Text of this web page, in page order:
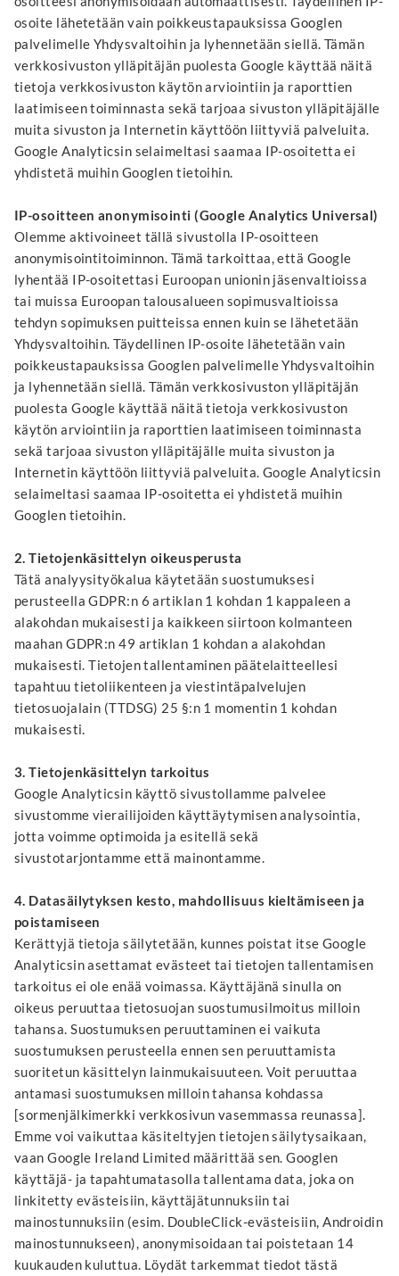
osoite lähetetään vain poikkeustapauksissa Googlen
palvelimelle Yhdysvaltoihin ja lyhennetään siellä. Tämän
verkkosivuston ylläpitäjän puolesta Google käyttää näitä
tietoja verkkosivuston käytön arviointiin ja raporttien
laatimiseen toiminnasta sekä tarjoaa sivuston ylläpitäjälle
muita sivuston ja Internetin käyttöön liittyviä palveluita.
Google Analyticsin selaimeltasi saamaa IP-osoitetta ei
yhdistetä muihin Googlen tietoihin.
IP-osoitteen anonymisointi (Google Analytics Universal)
Olemme aktivoineet tällä sivustolla IP-osoitteen
anonymisointitoiminnon. Tämä tarkoittaa, että Google
lyhentää IP-osoitettasi Euroopan unionin jäsenvaltioissa
tai muissa Euroopan talousalueen sopimusvaltioissa
tehdyn sopimuksen puitteissa ennen kuin se lähetetään
Yhdysvaltoihin. Täydellinen IP-osoite lähetetään vain
poikkeustapauksissa Googlen palvelimelle Yhdysvaltoihin
ja lyhennetään siellä. Tämän verkkosivuston ylläpitäjän
puolesta Google käyttää näitä tietoja verkkosivuston
käytön arviointiin ja raporttien laatimiseen toiminnasta
sekä tarjoaa sivuston ylläpitäjälle muita sivuston ja
Internetin käyttöön liittyviä palveluita. Google Analyticsin
selaimeltasi saamaa IP-osoitetta ei yhdistetä muihin
Googlen tietoihin.
2. Tietojenkäsittelyn oikeusperusta
Tätä analyysityökalua käytetään suostumuksesi
perusteella GDPR:n 6 artiklan 1 kohdan 1 kappaleen a
alakohdan mukaisesti ja kaikkeen siirtoon kolmanteen
maahan GDPR:n 49 artiklan 1 kohdan a alakohdan
mukaisesti. Tietojen tallentaminen päätelaitteellesi
tapahtuu tietoliikenteen ja viestintäpalvelujen
tietosuojalain (TTDSG) 25 §:n 1 momentin 1 kohdan
mukaisesti.
3. Tietojenkäsittelyn tarkoitus
Google Analyticsin käyttö sivustollamme palvelee
sivustomme vierailijoiden käyttäytymisen analysointia,
jotta voimme optimoida ja esitellä sekä
sivustotarjontamme että mainontamme.
4. Datasäilytyksen kesto, mahdollisuus kieltämiseen ja
poistamiseen
Kerättyjä tietoja säilytetään, kunnes poistat itse Google
Analyticsin asettamat evästeet tai tietojen tallentamisen
tarkoitus ei ole enää voimassa. Käyttäjänä sinulla on
oikeus peruuttaa tietosuojan suostumusilmoitus milloin
tahansa. Suostumuksen peruuttaminen ei vaikuta
suostumuksen perusteella ennen sen peruuttamista
suoritetun käsittelyn lainmukaisuuteen. Voit peruuttaa
antamasi suostumuksen milloin tahansa kohdassa
[sormenjälkimerkki verkkosivun vasemmassa reunassa].
Emme voi vaikuttaa käsiteltyjen tietojen säilytysaikaan,
vaan Google Ireland Limited määrittää sen. Googlen
käyttäjä- ja tapahtumatasolla tallentama data, joka on
linkitetty evästeisiin, käyttäjätunnuksiin tai
mainostunnuksiin (esim. DoubleClick-evästeisiin, Androidin
mainostunnukseen), anonymisoidaan tai poistetaan 14
kuukauden kuluttua. Löydät tarkemmat tiedot tästä